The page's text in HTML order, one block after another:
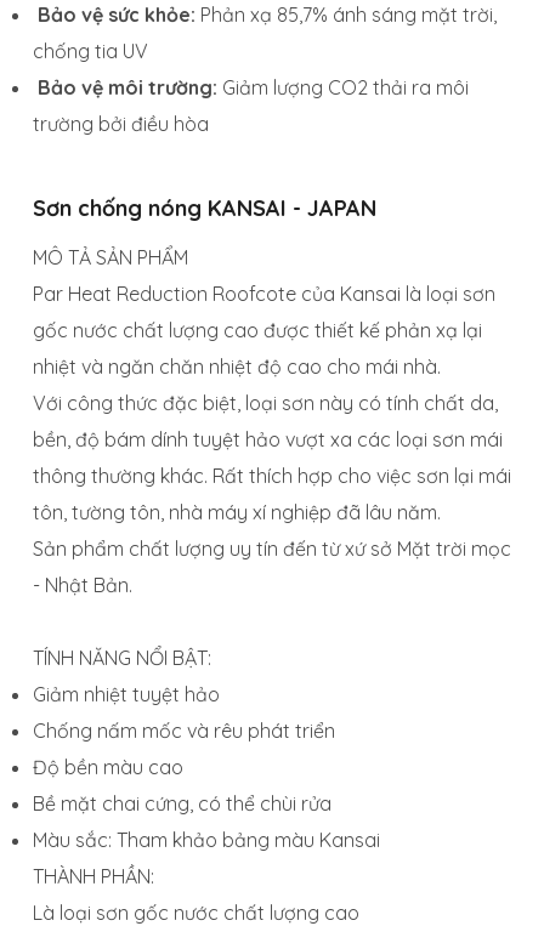
Bảo vệ sức khỏe: Phản xạ 85,7% ánh sáng mặt trời,
chống tia UV
Bảo vệ môi trường: Giảm lượng CO2 thải ra môi
trường bởi điều hòa
Sơn chống nóng KANSAI - JAPAN
MÔ TẢ SẢN PHẨM
Par Heat Reduction Roofcote của Kansai là loại sơn
gốc nước chất lượng cao được thiết kế phản xạ lại
nhiệt và ngăn chăn nhiệt độ cao cho mái nhà.
Với công thức đặc biệt, loại sơn này có tính chất da,
bền, độ bám dính tuyệt hảo vượt xa các loại sơn mái
thông thường khác. Rất thích hợp cho việc sơn lại mái
tôn, tường tôn, nhà máy xí nghiệp đã lâu năm.
Sản phẩm chất lượng uy tín đến từ xứ sở Mặt trời mọc
- Nhật Bản.
TÍNH NĂNG NỔI BẬT:
Giảm nhiệt tuyệt hảo
Chống nấm mốc và rêu phát triển
Độ bền màu cao
Bề mặt chai cứng, có thể chùi rửa
Màu sắc: Tham khảo bảng màu Kansai
THÀNH PHẦN:
Là loại sơn gốc nước chất lượng cao